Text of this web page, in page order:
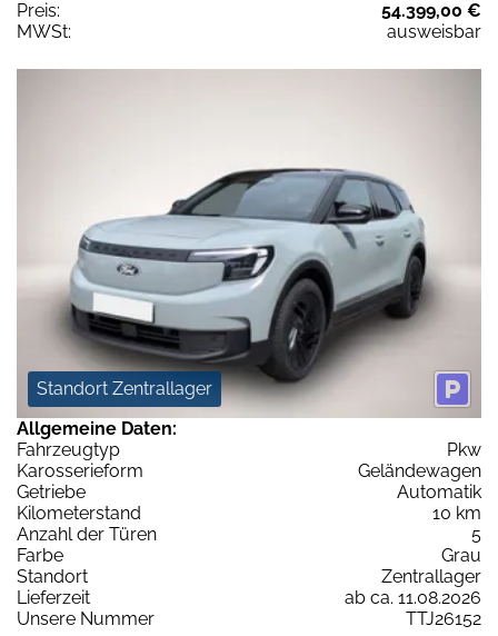
Preis:
54.399,00 €
MWSt:
ausweisbar
Standort Zentrallager
Allgemeine Daten:
Fahrzeugtyp
Pkw
Karosserieform
Geländewagen
Getriebe
Automatik
Kilometerstand
10 km
Anzahl der Türen
5
Farbe
Grau
Standort
Zentrallager
Lieferzeit
ab ca. 11.08.2026
Unsere Nummer
TTJ26152